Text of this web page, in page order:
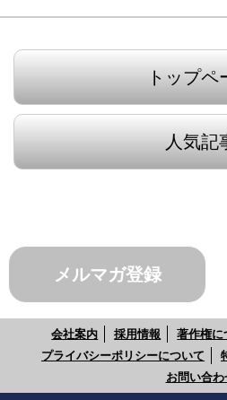
トップペ
人気記
メルマガ登録
会社案内 採用情報 著作権に
プライバシーポリシーについて
お問い合わ